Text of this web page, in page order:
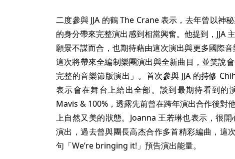
二度參與 JJA 的鶴 The Crane 表示，去年曾以神
的身分帶來完整演出感到相當興奮。他提到，JJA
願景不謀而合，也期待藉由這次演出與更多國際
這次將帶來全編制樂團演出與全新曲目，並笑說
完整的音樂節版演出」。首次參與 JJA 的持修
表示會在舞台上給出全部。談到最期待看到的
Mavis & 100%，透露先前曾在跨年演出合作後對
上自然又美的狀態。Joanna 王若琳也表示，很
演出，過去曾與團長高杰合作多首精彩編曲，這
句「We’re bringing it!」預告演出能量。